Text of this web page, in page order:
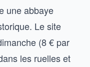
une abbaye
Le site
(8 € par
les ruelles et